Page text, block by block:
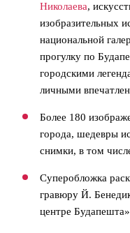
Николаева,
изобразительных
национальной
прогулку по
городскими
личными
Более 180
города, шедевры
снимки, в том
Суперобложка
гравюру Й.
центре